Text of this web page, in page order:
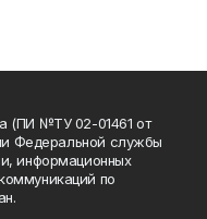
(ПИ №ТУ 02-01461 от
Федеральной службы
информационных
по